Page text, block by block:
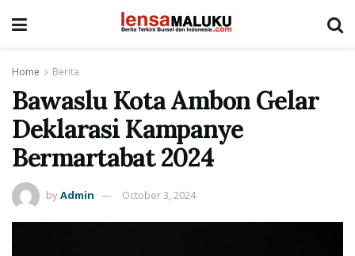
Home Berita
Bawaslu Kota Ambon Gelar
Deklarasi Kampanye
Bermartabat 2024
byAdmin October 3, 2024